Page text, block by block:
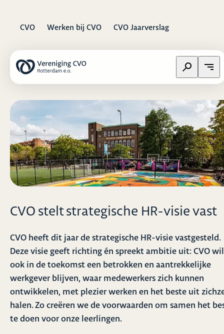
CVO Werken bij CVO CVO Jaarverslag
Zoeken op
CVO stelt strategische HR-visie vast
CVO heeft dit jaar de strategische HR-visie vastgesteld.
Deze visie geeft richting én spreekt ambitie uit: CVO wil
ook in de toekomst een betrokken en aantrekkelijke
werkgever blijven, waar medewerkers zich kunnen
ontwikkelen, met plezier werken en het beste uit
halen. Zo creëren we de voorwaarden om samen het
te doen voor onze leerlingen.